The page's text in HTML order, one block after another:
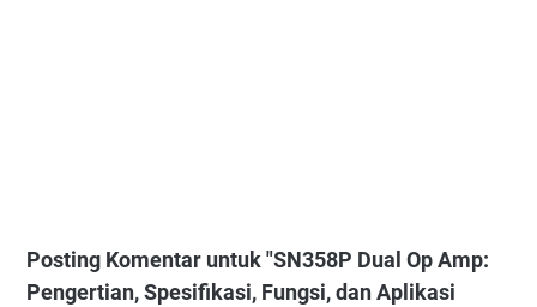
Posting Komentar untuk "SN358P Dual Op Amp:
Pengertian, Spesifikasi, Fungsi, dan Aplikasi